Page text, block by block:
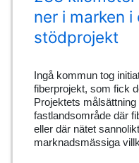
ner i marken
stödprojekt
Ingå kommun tog
fiberprojekt, som fick
Projektets
fastlandsområde där
eller där nätet
marknadsmässiga